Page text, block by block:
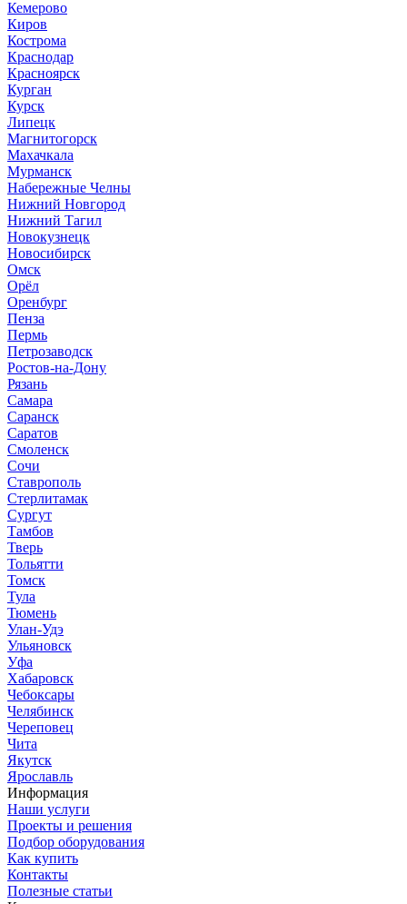
Кемерово
Киров
Кострома
Краснодар
Красноярск
Курган
Курск
Липецк
Магнитогорск
Махачкала
Мурманск
Набережные Челны
Нижний Новгород
Нижний Тагил
Новокузнецк
Новосибирск
Омск
Орёл
Оренбург
Пенза
Пермь
Петрозаводск
Ростов-на-Дону
Рязань
Самара
Саранск
Саратов
Смоленск
Сочи
Ставрополь
Стерлитамак
Сургут
Тамбов
Тверь
Тольятти
Томск
Тула
Тюмень
Улан-Удэ
Ульяновск
Уфа
Хабаровск
Чебоксары
Челябинск
Череповец
Чита
Якутск
Ярославль
Информация
Наши услуги
Проекты и решения
Подбор оборудования
Как купить
Контакты
Полезные статьи